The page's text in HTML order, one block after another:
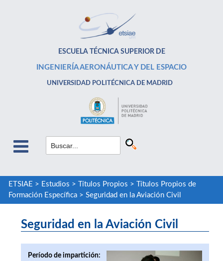
ESCUELA TÉCNICA SUPERIOR DE
INGENIERÍA AERONÁUTICA Y DEL ESPACIO
UNIVERSIDAD POLITÉCNICA DE MADRID
ETSIAE > Estudios > Títulos Propios >
Títulos Propios de
Formación Específica> Seguridad en la Aviación Civil
Seguridad en la Aviación Civil
Período de impartición: